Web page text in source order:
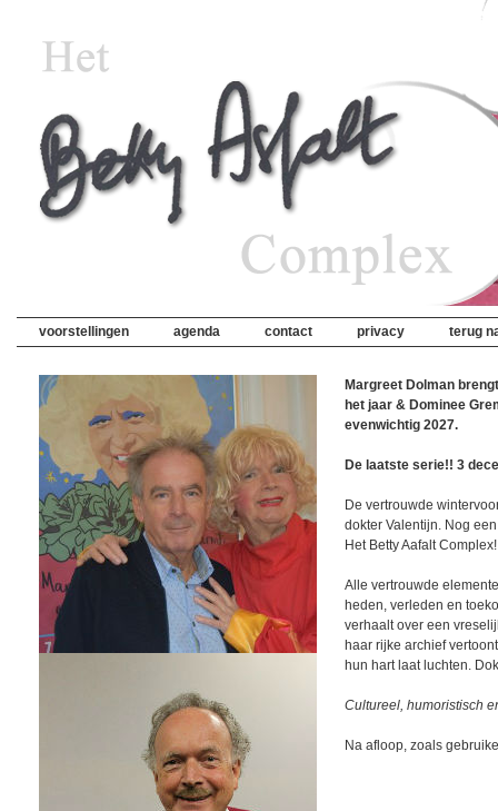
voorstellingen agenda contact privacy terug
Margreet Dolman
het jaar & Dominee
evenwichtig 2027.
De laatste serie!! 3
De vertrouwde
dokter Valentijn. Nog
Het Betty Aafalt
Alle vertrouwde
heden, verleden en
verhaalt over een
haar rijke archief
hun hart laat luchten.
Cultureel, humoristisch
Na afloop, zoals